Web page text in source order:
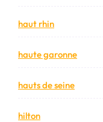
haut rhin
haute garonne
hauts de seine
hilton